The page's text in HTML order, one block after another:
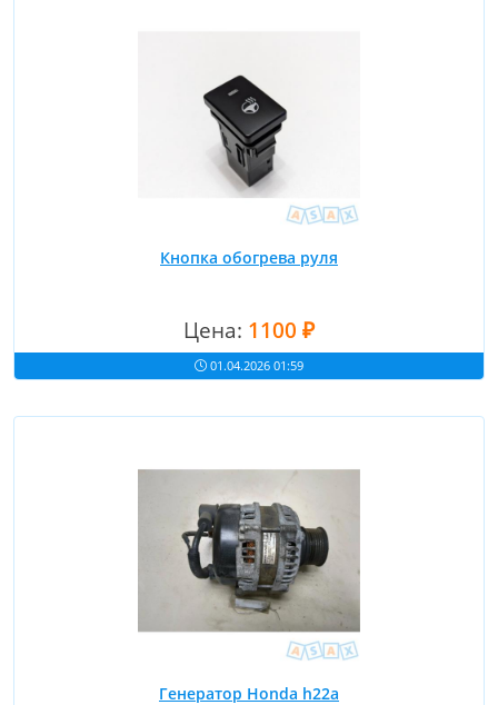
Кнопка обогрева руля
Цена: 1100 ₽
01.04.2026 01:59
Генератор Honda h22a